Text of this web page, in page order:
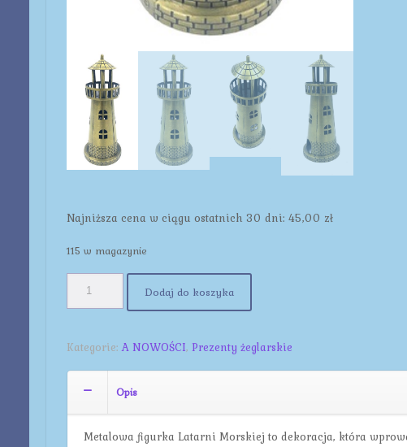
Najniższa cena w ciągu ostatnich 30 dni: 45,00 zł
115 w magazynie
Dodaj do koszyka
Kategorie:A NOWOŚCI, Prezenty żeglarskie
Opis
Metalowa figurka Latarni Morskiej to dekoracja, która